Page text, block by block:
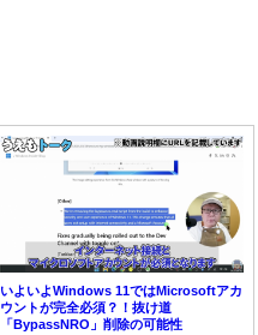
いよいよWindows 11ではMicrosoftアカ
ウントが完全必須？！抜け道
「BypassNRO」削除の可能性